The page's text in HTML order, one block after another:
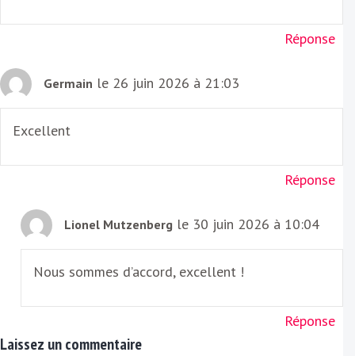
Réponse
Germain le 26 juin 2026 à 21:03
Excellent
Réponse
Lionel Mutzenberg le 30 juin 2026 à 10:04
Nous sommes d’accord, excellent !
Réponse
Laissez un commentaire